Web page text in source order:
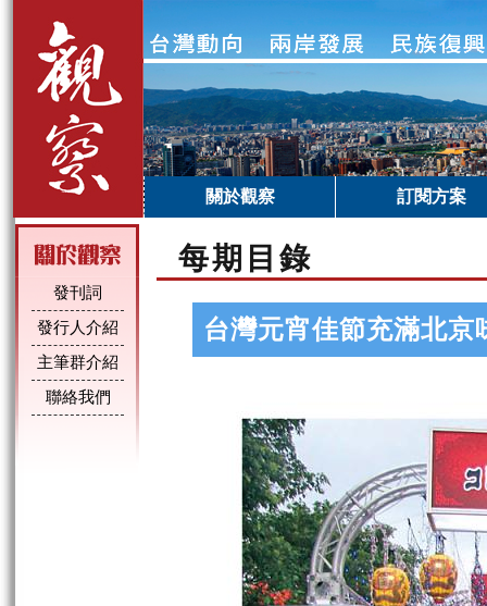
關於觀察 訂閱方案
發刊詞
發行人介紹
主筆群介紹
聯絡我們
每期目錄
台灣元宵佳節充滿北京